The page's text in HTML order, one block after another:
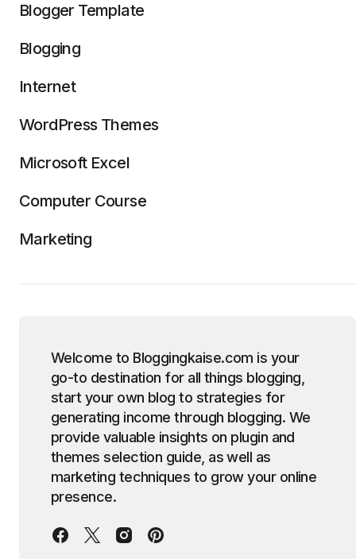
Blogger Template
Blogging
Internet
WordPress Themes
Microsoft Excel
Computer Course
Marketing
Welcome to Bloggingkaise.com is your
go-to destination for all things blogging,
start your own blog to strategies for
generating income through blogging. We
provide valuable insights on plugin and
themes selection guide, as well as
marketing techniques to grow your online
presence.